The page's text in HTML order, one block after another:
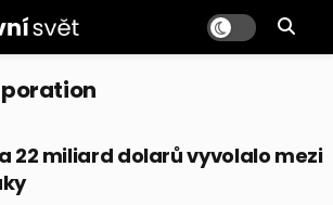
22 miliard dolarů vyvolalo mezi